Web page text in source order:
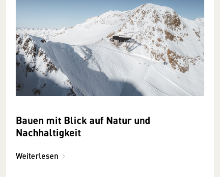
Bauen mit Blick auf Natur und
Nachhaltigkeit
Weiterlesen